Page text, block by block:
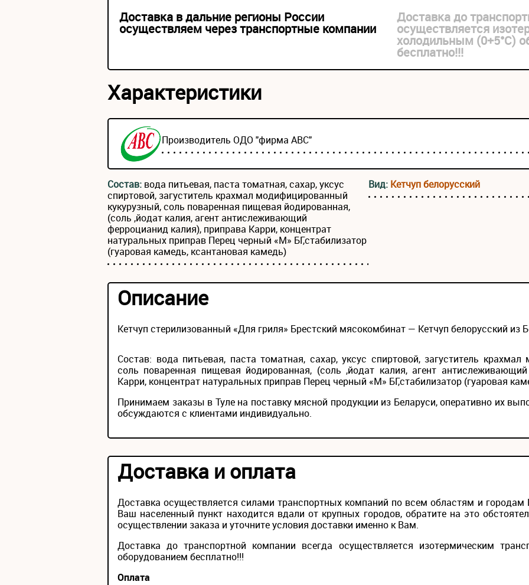
Доставка в дальние регионы России
осуществляем через транспортные компании
Доставка до
осуществляется
холодильным (0+5°С)
бесплатно!!!
Характеристики
Производитель ОДО "фирма АВС"
Состав: вода питьевая, паста томатная, сахар, уксус
спиртовой, загуститель крахмал модифицированный
кукурузный, соль поваренная пищевая йодированная,
(соль ,йодат калия, агент антислеживающий
ферроцианид калия), приправа Карри, концентрат
натуральных приправ Перец черный «М» БГ,стабилизатор
(гуаровая камедь, ксантановая камедь)
Вид: Кетчуп белорусский
Описание
Кетчуп стерилизованный «Для гриля» Брестский мясокомбинат — Кетчуп белорусский из
Состав: вода питьевая, паста томатная, сахар, уксус спиртовой, загуститель
соль поваренная пищевая йодированная, (соль ,йодат калия, агент
Карри, концентрат натуральных приправ Перец черный «М» БГ,стабилизатор (гуаровая
Принимаем заказы в Туле на поставку мясной продукции из Беларуси, оперативно их
обсуждаются с клиентами индивидуально.
Доставка и оплата
Доставка осуществляется силами транспортных компаний по всем областям и городам
Ваш населенный пункт находится вдали от крупных городов, обратите на это
осуществлении заказа и уточните условия доставки именно к Вам.
Доставка до транспортной компании всегда осуществляется изотермическим
оборудованием бесплатно!!!
Оплата